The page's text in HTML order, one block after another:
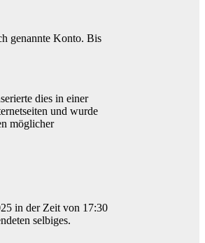
genannte Konto. Bis
dies in einer
und wurde
möglicher
in der Zeit von 17:30
selbiges.